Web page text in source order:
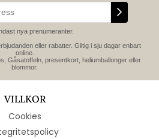
nya prenumeranter.
eller rabatter. Giltig i sju dagar enbart
online.
Gåsatoffeln, presentkort, heliumballonger eller
blommor.
VILLKOR
Cookies